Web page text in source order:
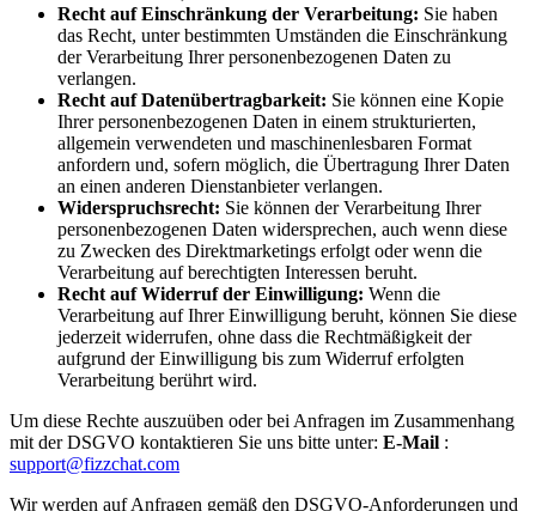
Recht auf Einschränkung der Verarbeitung: Sie haben
das Recht, unter bestimmten Umständen die Einschränkung
der Verarbeitung Ihrer personenbezogenen Daten zu
verlangen.
Recht auf Datenübertragbarkeit: Sie können eine Kopie
Ihrer personenbezogenen Daten in einem strukturierten,
allgemein verwendeten und maschinenlesbaren Format
anfordern und, sofern möglich, die Übertragung Ihrer Daten
an einen anderen Dienstanbieter verlangen.
Widerspruchsrecht: Sie können der Verarbeitung Ihrer
personenbezogenen Daten widersprechen, auch wenn diese
zu Zwecken des Direktmarketings erfolgt oder wenn die
Verarbeitung auf berechtigten Interessen beruht.
Recht auf Widerruf der Einwilligung: Wenn die
Verarbeitung auf Ihrer Einwilligung beruht, können Sie diese
jederzeit widerrufen, ohne dass die Rechtmäßigkeit der
aufgrund der Einwilligung bis zum Widerruf erfolgten
Verarbeitung berührt wird.
Um diese Rechte auszuüben oder bei Anfragen im Zusammenhang
mit der DSGVO kontaktieren Sie uns bitte unter: E-Mail :
support@fizzchat.com
Wir werden auf Anfragen gemäß den DSGVO-Anforderungen und